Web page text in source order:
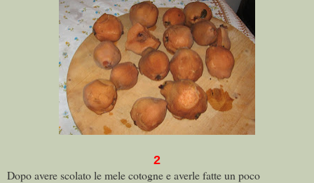
2
Dopo avere scolato le mele cotogne e averle fatte un poco